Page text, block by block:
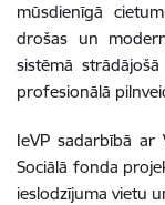
mūsdienīgā
drošas un
sistēmā
profesionālā
IeVP sadarbībā ar
Sociālā fonda
ieslodzījuma vietu